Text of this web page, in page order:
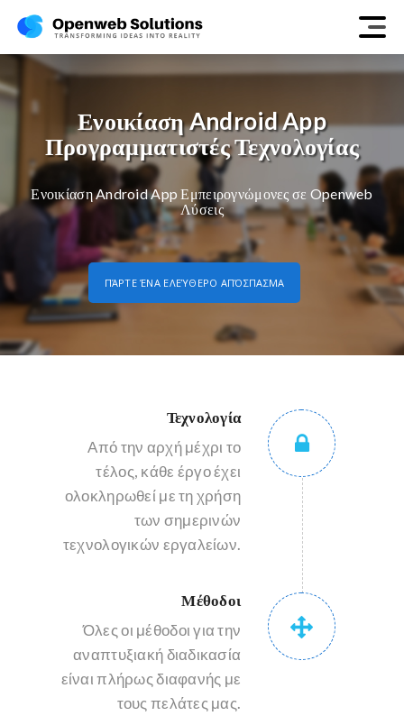
Ενοικίαση Android App
Προγραμματιστές Τεχνολογίας
Ενοικίαση Android App Εμπειρογνώμονες σε Openweb
Λύσεις
ΠΆΡΤΕ ΈΝΑ ΕΛΕΎΘΕΡΟ ΑΠΌΣΠΑΣΜΑ
Τεχνολογία
Από την αρχή μέχρι το
τέλος, κάθε έργο έχει
ολοκληρωθεί με τη χρήση
των σημερινών
τεχνολογικών εργαλείων.
Μέθοδοι
Όλες οι μέθοδοι για την
αναπτυξιακή διαδικασία
είναι πλήρως διαφανής με
τους πελάτες μας.